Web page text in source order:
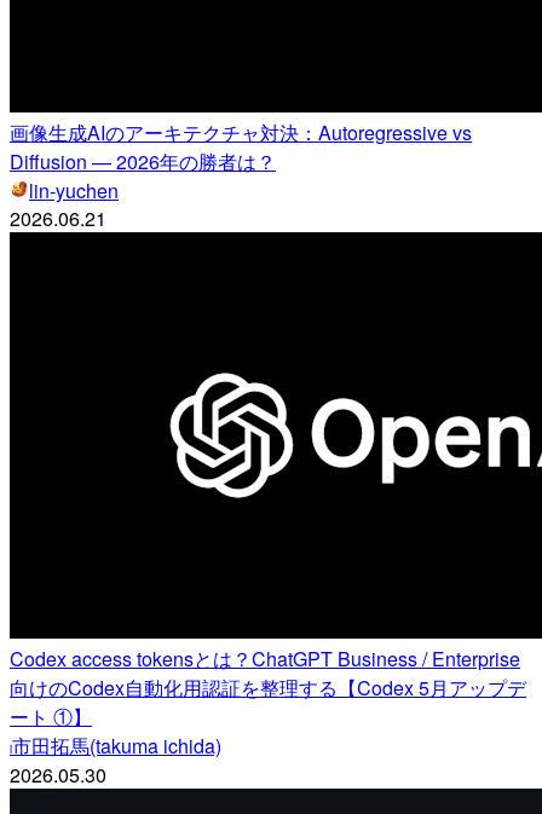
画像生成AIのアーキテクチャ対決：Autoregressive vs
Diffusion — 2026年の勝者は？
lin-yuchen
2026.06.21
Codex access tokensとは？ChatGPT Business / Enterprise
向けのCodex自動化用認証を整理する【Codex 5月アップデ
ート ①】
i市田拓馬(takuma ichida)
2026.05.30